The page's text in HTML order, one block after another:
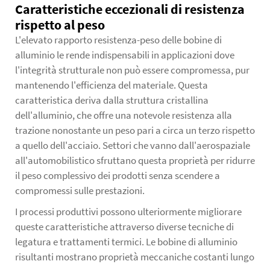
Caratteristiche eccezionali di resistenza
rispetto al peso
L'elevato rapporto resistenza-peso delle bobine di
alluminio le rende indispensabili in applicazioni dove
l'integrità strutturale non può essere compromessa, pur
mantenendo l'efficienza del materiale. Questa
caratteristica deriva dalla struttura cristallina
dell'alluminio, che offre una notevole resistenza alla
trazione nonostante un peso pari a circa un terzo rispetto
a quello dell'acciaio. Settori che vanno dall'aerospaziale
all'automobilistico sfruttano questa proprietà per ridurre
il peso complessivo dei prodotti senza scendere a
compromessi sulle prestazioni.
I processi produttivi possono ulteriormente migliorare
queste caratteristiche attraverso diverse tecniche di
legatura e trattamenti termici. Le bobine di alluminio
risultanti mostrano proprietà meccaniche costanti lungo